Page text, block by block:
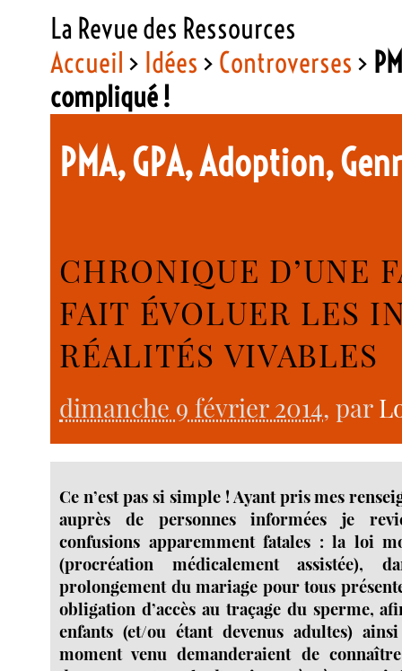
La Revue des Ressources
Accueil > Idées > Controverses >
compliqué !
PMA, GPA, Adoption,
CHRONIQUE D’UNE
FAIT ÉVOLUER LES
RÉALITÉS VIVABLES
dimanche 9 février 2014, par
Ce n’est pas si simple ! Ayant pris mes
auprès de personnes informées je
confusions apparemment fatales : la loi
(procréation médicalement assistée),
prolongement du mariage pour tous
obligation d’accès au traçage du sperme,
enfants (et/ou étant devenus adultes)
moment venu demanderaient de